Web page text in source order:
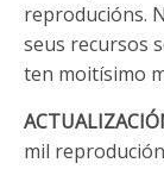
reproducións.
seus recursos
ten moitísimo
mil